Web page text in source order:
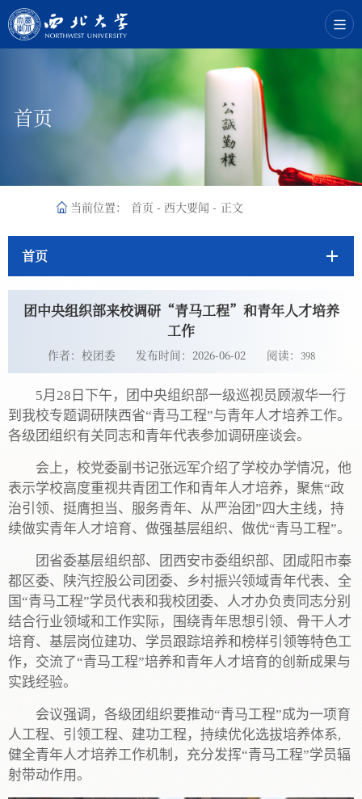
首页
当前位置： 首页 - 西大要闻 - 正文
首页
团中央组织部来校调研“青马工程”和青年人才培养
工作
作者：校团委 发布时间：2026-06-02 阅读： 398
5月28日下午，团中央组织部一级巡视员顾淑华一行
到我校专题调研陕西省“青马工程”与青年人才培养工作。
各级团组织有关同志和青年代表参加调研座谈会。
会上，校党委副书记张远军介绍了学校办学情况，他
表示学校高度重视共青团工作和青年人才培养，聚焦“政
治引领、挺膺担当、服务青年、从严治团”四大主线，持
续做实青年人才培育、做强基层组织、做优“青马工程”。
团省委基层组织部、团西安市委组织部、团咸阳市秦
都区委、陕汽控股公司团委、乡村振兴领域青年代表、全
国“青马工程”学员代表和我校团委、人才办负责同志分别
结合行业领域和工作实际，围绕青年思想引领、骨干人才
培育、基层岗位建功、学员跟踪培养和榜样引领等特色工
作，交流了“青马工程”培养和青年人才培育的创新成果与
实践经验。
会议强调，各级团组织要推动“青马工程”成为一项育
人工程、引领工程、建功工程，持续优化选拔培养体系,
健全青年人才培养工作机制，充分发挥“青马工程”学员辐
射带动作用。